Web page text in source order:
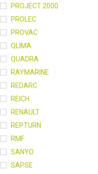
PROJECT 2000
PROLEC
PROVAC
QLIMA
QUADRA
RAYMARINE
REDARC
REICH
RENAULT
REPTURN
RMF
SANYO
SAPSE